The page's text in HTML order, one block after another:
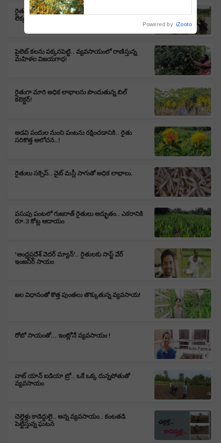
రైతులు సాహసం.. వ్యవసాయం కోసం ప్రాణాలను సైతం
లెక్క చేయకుండా..
పైలెట్ కలను పక్కనపెట్టి.. వ్యవసాయంలో రాణిస్తున్న
మహిళల విజయగాధ!
రైతుగా మారి అధిక లాభాలను పొందుతున్న బిల్
కలెక్టర్!
అడవి పందుల నుంచి పంటను రక్షించడానికి.. రైతు
సరికొత్త ఆలోచన..!
రైతులు సక్సెస్.. వైట్ మస్లీ సాగుతో అధిక లాభాలు.
పసుపు పంటలో గుజరాత్ రైతులు అద్భుతం.. ఎకరానికి
రూ.3 కోట్ల ఆదాయం
'ఆంధ్రప్రదేశ్ వెదర్ మ్యాన్'.. రైతులకు సాప్ట్ వేర్
ఇంజనీర్ సాయం
జల విధానంతో కొత్త పుంతలు తొక్కుతున్న వ్యవసాయ!
రోబో సాయంతో... ఇంట్లోనే వ్యవసాయం !
వాట్ యాన్ ఐడియా బ్రో.. ఒకే ఒక్క దున్నపోతుతో
వ్యవసాయం
చెల్లెళ్లు కాడెద్దులై.. అన్న వ్యవసాయం.. కంటతడి
పెట్టిస్తున్న ఘటన
Powered by iZooto